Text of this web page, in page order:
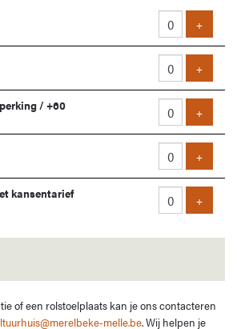
+Voeg
+Voeg
/ +60 +Voeg
+Voeg
kansentarief +Voeg
of een rolstoelplaats kan je ons contacteren
melle.be. Wij helpen je